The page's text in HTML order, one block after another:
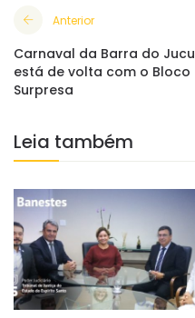
Anterior
Carnaval da Barra do Jucu
está de volta com o Bloco
Surpresa
Leia também